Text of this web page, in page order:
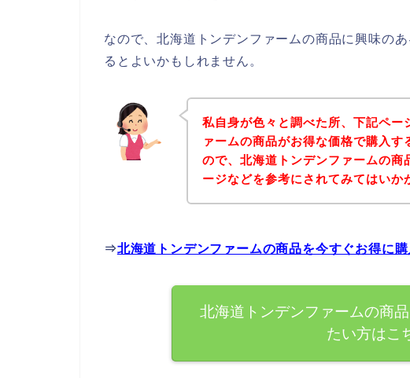
なので、北海道トンデンファームの商品に興味の
るとよいかもしれません。
私自身が色々と調べた所、下記ペー
ァームの商品がお得な価格で購入す
ので、北海道トンデンファームの商
ージなどを参考にされてみてはいか
⇒北海道トンデンファームの商品を今すぐお得に
北海道トンデンファームの商
たい方はこ